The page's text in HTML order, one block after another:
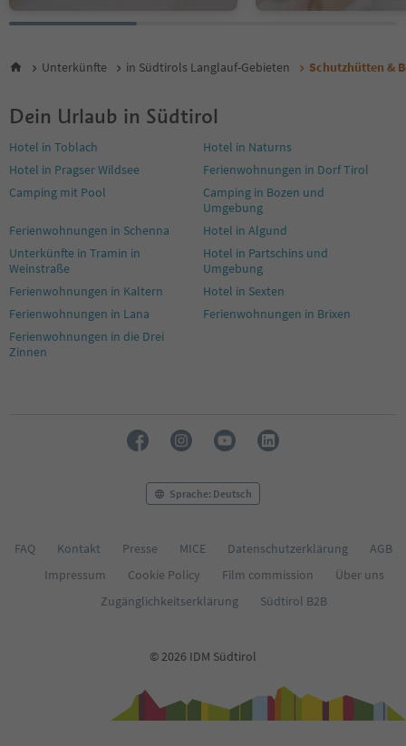
Unterkünfte in Südtirols Langlauf-Gebieten Schutzhütten &
Dein Urlaub in Südtirol
Hotel in Toblach
Hotel in Naturns
Hotel in Pragser Wildsee
Ferienwohnungen in Dorf Tirol
Camping mit Pool
Camping in Bozen und
Umgebung
Ferienwohnungen in Schenna
Hotel in Algund
Unterkünfte in Tramin in
Weinstraße
Hotel in Partschins und
Umgebung
Ferienwohnungen in Kaltern
Hotel in Sexten
Ferienwohnungen in Lana
Ferienwohnungen in Brixen
Ferienwohnungen in die Drei
Zinnen
Sprache: Deutsch
FAQ Kontakt Presse MICE Datenschutzerklärung
AGB
Impressum
Cookie Policy Film commission
Über uns
Zugänglichkeitserklärung
Südtirol B2B
© 2026 IDM Südtirol